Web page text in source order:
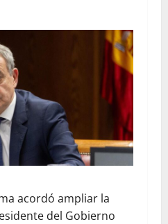
acordó ampliar la
del Gobierno